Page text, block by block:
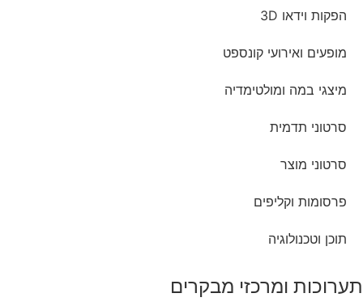
הפקות וידאו 3D
מופעים ואירועי קונספט
מיצגי במה ומולטימדיה
סרטוני תדמית
סרטוני מוצר
פרסומות וקליפים
תוכן וטכנולוגיה
תערוכות ומרכזי מבקרים